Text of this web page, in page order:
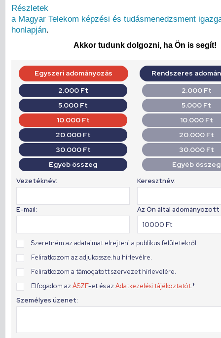
Részletek
a Magyar Telekom képzési és tudásmenedzsment
honlapján.
Akkor tudunk dolgozni, ha Ön is segít!